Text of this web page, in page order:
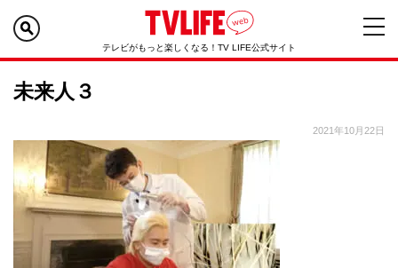
テレビがもっと楽しくなる！TV LIFE公式サイト
未来人３
2021年10月22日